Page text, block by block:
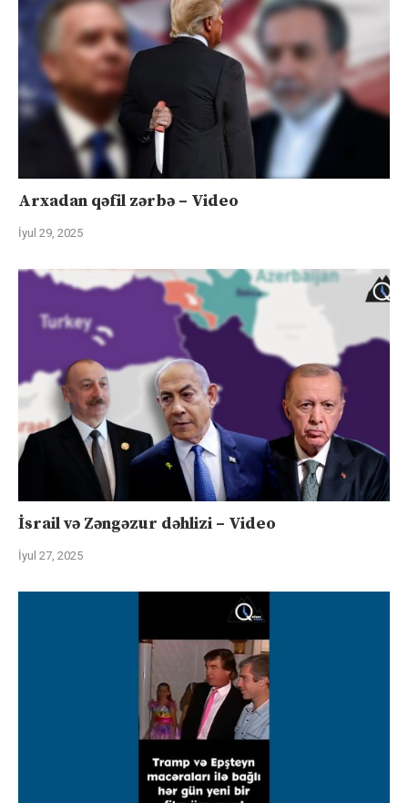
Arxadan qəfil zərbə – Video
İyul 29, 2025
İsrail və Zəngəzur dəhlizi – Video
İyul 27, 2025